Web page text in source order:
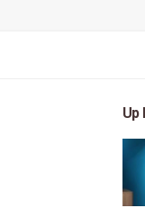
Up